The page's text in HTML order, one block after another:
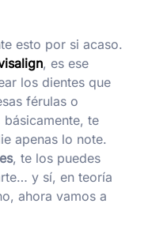
esto por si acaso.
, es ese
los dientes que
férulas o
básicamente, te
apenas lo note.
, te los puedes
y sí, en teoría
ahora vamos a